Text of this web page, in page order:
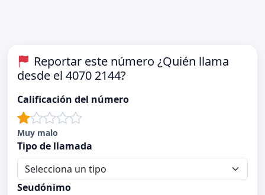
Reportar este número ¿Quién llama
desde el 4070 2144?
Calificación del número
Muy malo
Tipo de llamada
Seudónimo